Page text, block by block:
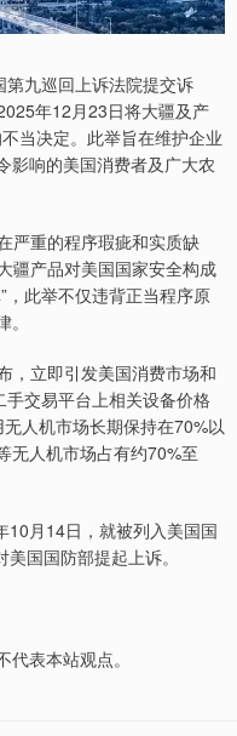
九巡回上诉法院提交诉
年12月23日将大疆及产
当决定。此举旨在维护企业
影响的美国消费者及广大农
严重的程序瑕疵和实质缺
疆产品对美国国家安全构成
，此举不仅违背正当程序原
，立即引发美国消费市场和
手交易平台上相关设备价格
人机市场长期保持在70%以
无人机市场占有约70%至
月14日，就被列入美国国
国国防部提起上诉。
表本站观点。